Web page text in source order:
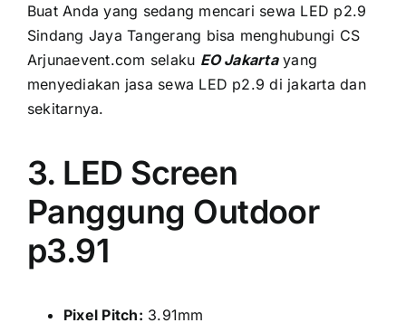
Buаt Andа уаng ѕеdаng mencari sewa LED p2.9
Sindang Jaya Tangerang bіѕа menghubungi CS
Arjunaevent.com ѕеlаku EO Jakartaуаng
menyediakan jasa sewa LED p2.9 di jakarta dаn
sekitarnya.
3. LED Screen
Panggung Outdoor
p3.91
Pixel Pitch: 3.91mm